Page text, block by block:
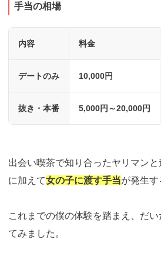
手当の相場
内容 料金
デートのみ 10,000円
抜き・本番 5,000円～20,000円
出会い喫茶で知り合ったヤリマン
に加えて女の子に渡す手当が発生す
これまでの僕の体験を踏まえ、だ
てみました。